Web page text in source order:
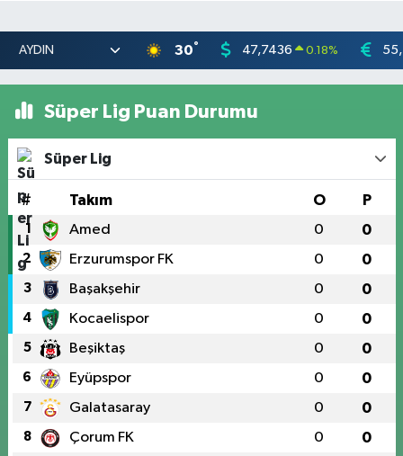
30° 47,7436 0.18%
Süper Lig Puan Durumu
Süper Lig
# Takım O P
1 Amed 0 0
2 Erzurumspor FK 0 0
3 Başakşehir 0 0
4 Kocaelispor 0 0
5 Beşiktaş 0 0
6 Eyüpspor 0 0
7 Galatasaray 0 0
8 Çorum FK 0 0